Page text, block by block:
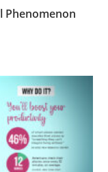
Phenomenon